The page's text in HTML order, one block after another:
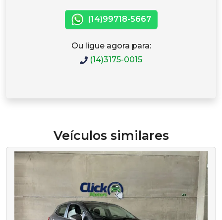
(14)99718-5667
Ou ligue agora para:
(14)3175-0015
Veículos similares